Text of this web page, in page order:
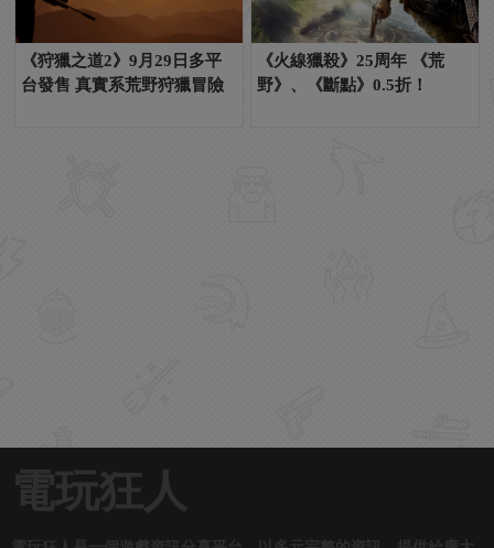
《狩獵之道2》9月29日多平
台發售 真實系荒野狩獵冒險
《火線獵殺》25周年 《荒
野》、《斷點》0.5折！
電玩狂人